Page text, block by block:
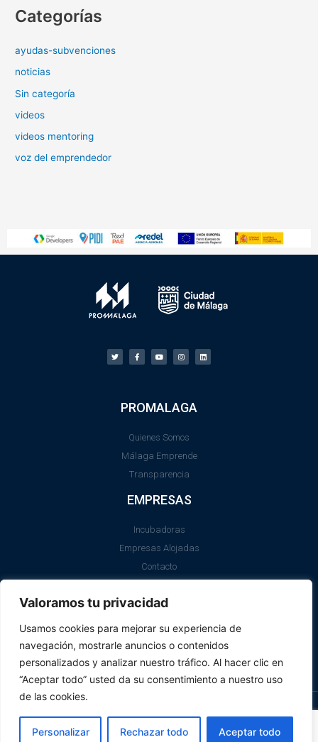
Valoramos tu privacidad
Usamos cookies para mejorar su experiencia de
navegación, mostrarle anuncios o contenidos
personalizados y analizar nuestro tráfico. Al hacer clic en
“Aceptar todo” usted da su consentimiento a nuestro uso
de las cookies.
Personalizar Rechazar todo Aceptar todo
Categorías
ayudas-subvenciones
noticias
Sin categoría
videos
videos mentoring
voz del emprendedor
PROMALAGA
Quienes Somos
Málaga Emprende
Transparencia
EMPRESAS
Incubadoras
Empresas Alojadas
Contacto
Aviso Legal
Política de Cookies
SII
© Promálaga 2026
Realizado
en Málaga